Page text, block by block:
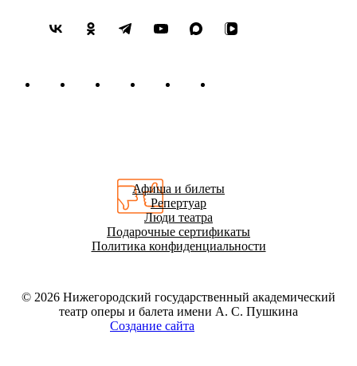
Афиша и билеты
Репертуар
Люди театра
Подарочные сертификаты
Политика конфиденциальности
© 2026 Нижегородский государственный академический
театр оперы и балета имени А. С. Пушкина
Создание сайта